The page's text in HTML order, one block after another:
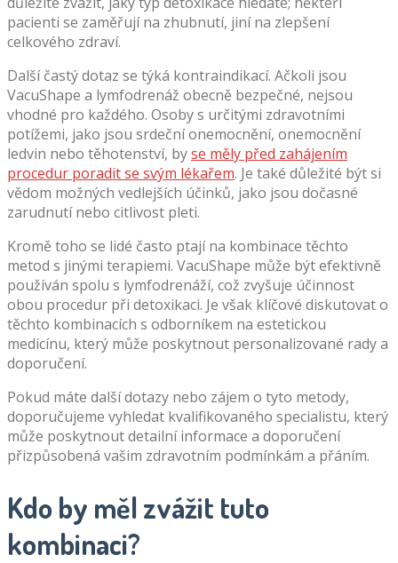
pacienti se zaměřují na zhubnutí, jiní na zlepšení
celkového zdraví.
Další častý dotaz se týká kontraindikací. Ačkoli jsou
VacuShape a lymfodrenáž obecně bezpečné, nejsou
vhodné pro každého. Osoby s určitými zdravotními
potížemi, jako jsou srdeční onemocnění, onemocnění
ledvin nebo těhotenství, byse měly před zahájením
procedur poradit se svým lékařem. Je také důležité být si
vědom možných vedlejších účinků, jako jsou dočasné
zarudnutí nebo citlivost pleti.
Kromě toho se lidé často ptají na kombinace těchto
metod s jinými terapiemi. VacuShape může být efektivně
používán spolu s lymfodrenáží, což zvyšuje účinnost
obou procedur při detoxikaci. Je však klíčové diskutovat o
těchto kombinacích s odborníkem na estetickou
medicínu, který může poskytnout personalizované rady a
doporučení.
Pokud máte další dotazy nebo zájem o tyto metody,
doporučujeme vyhledat kvalifikovaného specialistu, který
může poskytnout detailní informace a doporučení
přizpůsobená vašim zdravotním podmínkám a přáním.
Kdo by měl zvážit tuto
kombinaci?